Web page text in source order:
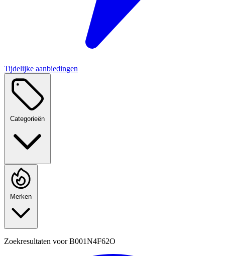
Tijdelijke aanbiedingen
Categorieën
Merken
Zoekresultaten voorB001N4F62O